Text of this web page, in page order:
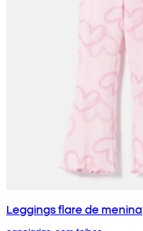
Leggings flare de menina